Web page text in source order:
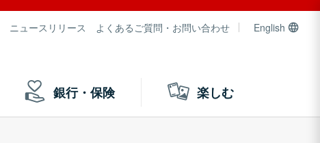
ニュースリリース よくあるご質問・お問い合わせ English
銀行・保険 楽しむ